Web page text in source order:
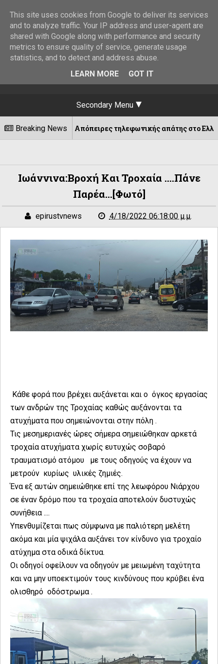
Secondary Menu
Breaking News
2026 Απόπειρες τηλεφωνικής απάτης στο Ελληνικό –
Ιωάννινα:Βροχή Και Τροχαία ....πάνε
Παρέα...[φωτό]
epirustvnews 4/18/2022 06:18:00 μ.μ.
Κάθε φορά που βρέχει αυξάνεται και ο όγκος εργασίας
των ανδρών της Τροχαίας καθώς αυξάνονται τα
ατυχήματα που σημειώνονται στην πόλη .
Τις μεσημεριανές ώρες σήμερα σημειώθηκαν αρκετά
τροχαία ατυχήματα χωρίς ευτυχώς σοβαρό
τραυματισμό ατόμου με τους οδηγούς να έχουν να
μετρούν κυρίως υλικές ζημιές.
Ένα εξ αυτών σημειώθηκε επί της λεωφόρου Νιάρχου
σε έναν δρόμο που τα τροχαία αποτελούν δυστυχώς
συνήθεια ....
Υπενθυμίζεται πως σύμφωνα με παλιότερη μελέτη
ακόμα και μία ψιχάλα αυξάνει τον κίνδυνο για τροχαίο
ατύχημα στα οδικά δίκτυα.
Οι οδηγοί οφείλουν να οδηγούν με μειωμένη ταχύτητα
και να μην υποεκτιμούν τους κινδύνους που κρύβει ένα
ολισθηρό οδόστρωμα .
This site uses cookies from Google to deliver its services
and to analyze traffic. Your IP address and user-agent are
shared with Google along with performance and security
metrics to ensure quality of service, generate usage
statistics, and to detect and address abuse.
LEARN MORE
GOT IT